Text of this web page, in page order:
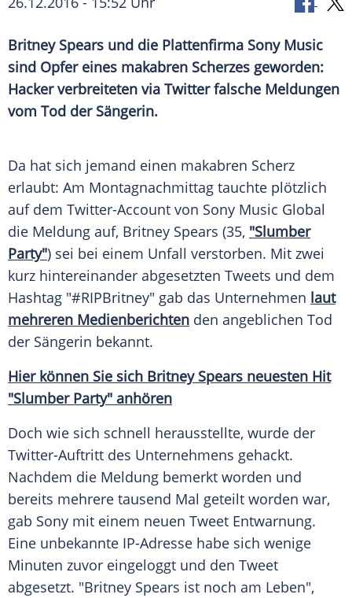
Britney Spears und die Plattenfirma Sony Music
sind Opfer eines makabren Scherzes geworden:
Hacker verbreiteten via Twitter falsche Meldungen
vom Tod der Sängerin.
Da hat sich jemand einen makabren Scherz
erlaubt: Am Montagnachmittag tauchte plötzlich
auf dem Twitter-Account von Sony Music Global
die Meldung auf, Britney Spears (35, "Slumber
Party") sei bei einem Unfall verstorben. Mit zwei
kurz hintereinander abgesetzten Tweets und dem
Hashtag "#RIPBritney" gab das Unternehmen laut
mehreren Medienberichten den angeblichen Tod
der Sängerin bekannt.
Hier können Sie sich Britney Spears neuesten Hit
"Slumber Party" anhören
Doch wie sich schnell herausstellte, wurde der
Twitter-Auftritt des Unternehmens gehackt.
Nachdem die Meldung bemerkt worden und
bereits mehrere tausend Mal geteilt worden war,
gab Sony mit einem neuen Tweet Entwarnung.
Eine unbekannte IP-Adresse habe sich wenige
Minuten zuvor eingeloggt und den Tweet
abgesetzt. "Britney Spears ist noch am Leben",